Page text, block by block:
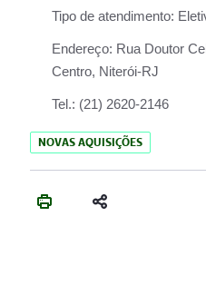
Tipo de atendimento:
Endereço: Rua Doutor
Centro, Niterói-RJ
Tel.: (21) 2620-2146
NOVAS AQUISIÇÕES